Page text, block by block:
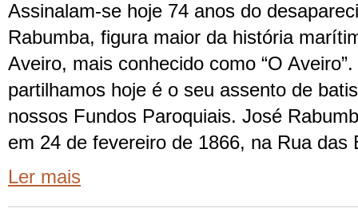
Assinalam-se hoje 74 anos do
Rabumba, figura maior da história
Aveiro, mais conhecido como “O
partilhamos hoje é o seu assento de
nossos Fundos Paroquiais. José
em 24 de fevereiro de 1866, na Rua
Ler mais